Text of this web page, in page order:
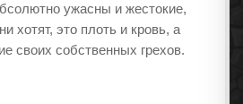
ужасны и жестокие,
хотят, это плоть и кровь, а
своих собственных грехов.